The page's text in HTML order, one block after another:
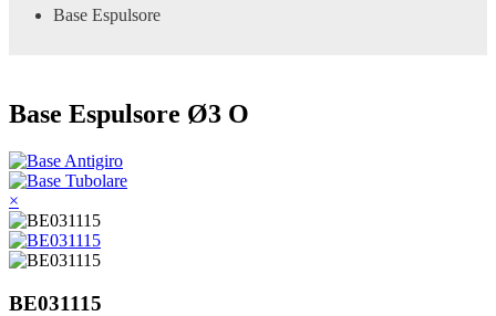
Base Espulsore
Base Espulsore Ø3 O
×
BE031115